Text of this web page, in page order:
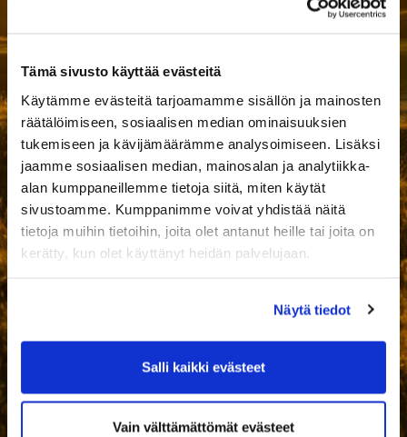
Tämä sivusto käyttää evästeitä
Käytämme evästeitä tarjoamamme sisällön ja mainosten
räätälöimiseen, sosiaalisen median ominaisuuksien
tukemiseen ja kävijämäärämme analysoimiseen. Lisäksi
jaamme sosiaalisen median, mainosalan ja analytiikka-
alan kumppaneillemme tietoja siitä, miten käytät
sivustoamme. Kumppanimme voivat yhdistää näitä
tietoja muihin tietoihin, joita olet antanut heille tai joita on
kerätty, kun olet käyttänyt heidän palvelujaan.
Näytä tiedot
Salli kaikki evästeet
Vain välttämättömät evästeet